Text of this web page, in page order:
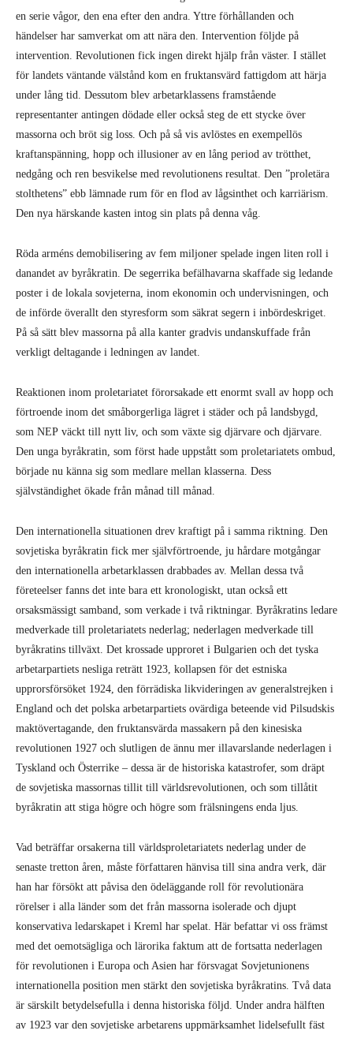
en serie vågor, den ena efter den andra. Yttre förhållanden och
händelser har samverkat om att nära den. Intervention följde på
intervention. Revolutionen fick ingen direkt hjälp från väster. I stället
för landets väntande välstånd kom en fruktansvärd fattigdom att härja
under lång tid. Dessutom blev arbetarklassens framstående
representanter antingen dödade eller också steg de ett stycke över
massorna och bröt sig loss. Och på så vis avlöstes en exempellös
kraftanspänning, hopp och illusioner av en lång period av trötthet,
nedgång och ren besvikelse med revolutionens resultat. Den ”proletära
stolthetens” ebb lämnade rum för en flod av lågsinthet och karriärism.
Den nya härskande kasten intog sin plats på denna våg.
Röda arméns demobilisering av fem miljoner spelade ingen liten roll i
danandet av byråkratin. De segerrika befälhavarna skaffade sig ledande
poster i de lokala sovjeterna, inom ekonomin och undervisningen, och
de införde överallt den styresform som säkrat segern i inbördeskriget.
På så sätt blev massorna på alla kanter gradvis undanskuffade från
verkligt deltagande i ledningen av landet.
Reaktionen inom proletariatet förorsakade ett enormt svall av hopp och
förtroende inom det småborgerliga lägret i städer och på landsbygd,
som NEP väckt till nytt liv, och som växte sig djärvare och djärvare.
Den unga byråkratin, som först hade uppstått som proletariatets ombud,
började nu känna sig som medlare mellan klasserna. Dess
självständighet ökade från månad till månad.
Den internationella situationen drev kraftigt på i samma riktning. Den
sovjetiska byråkratin fick mer självförtroende, ju hårdare motgångar
den internationella arbetarklassen drabbades av. Mellan dessa två
företeelser fanns det inte bara ett kronologiskt, utan också ett
orsaksmässigt samband, som verkade i två riktningar. Byråkratins ledare
medverkade till proletariatets nederlag; nederlagen medverkade till
byråkratins tillväxt. Det krossade upproret i Bulgarien och det tyska
arbetarpartiets nesliga reträtt 1923, kollapsen för det estniska
upprorsförsöket 1924, den förrädiska likvideringen av generalstrejken i
England och det polska arbetarpartiets ovärdiga beteende vid Pilsudskis
maktövertagande, den fruktansvärda massakern på den kinesiska
revolutionen 1927 och slutligen de ännu mer illavarslande nederlagen i
Tyskland och Österrike – dessa är de historiska katastrofer, som dräpt
de sovjetiska massornas tillit till världsrevolutionen, och som tillåtit
byråkratin att stiga högre och högre som frälsningens enda ljus.
Vad beträffar orsakerna till världsproletariatets nederlag under de
senaste tretton åren, måste författaren hänvisa till sina andra verk, där
han har försökt att påvisa den ödeläggande roll för revolutionära
rörelser i alla länder som det från massorna isolerade och djupt
konservativa ledarskapet i Kreml har spelat. Här befattar vi oss främst
med det oemotsägliga och lärorika faktum att de fortsatta nederlagen
för revolutionen i Europa och Asien har försvagat Sovjetunionens
internationella position men stärkt den sovjetiska byråkratins. Två data
är särskilt betydelsefulla i denna historiska följd. Under andra hälften
av 1923 var den sovjetiske arbetarens uppmärksamhet lidelsefullt fäst